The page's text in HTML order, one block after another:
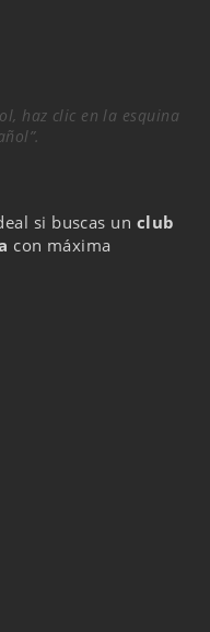
haz clic en la esquina
si buscas un club
con máxima